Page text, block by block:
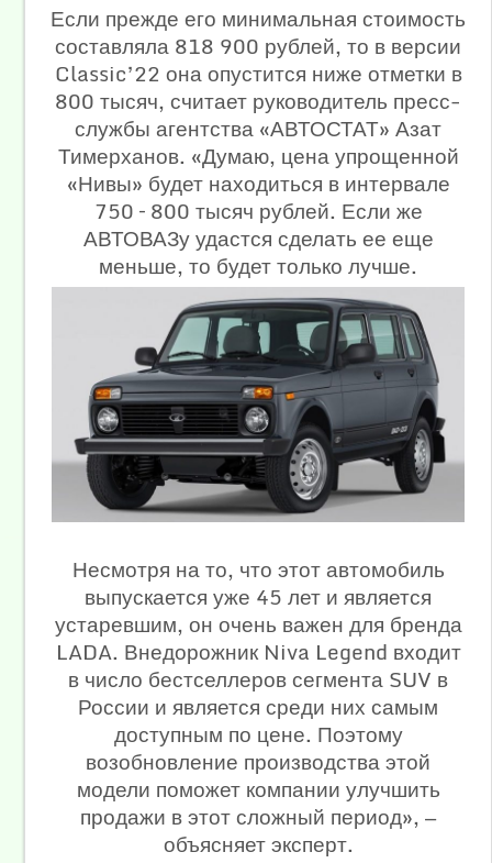
Если прежде его минимальная стоимость
составляла 818 900 рублей, то в версии
Classic’22 она опустится ниже отметки в
800 тысяч, считает руководитель пресс-
службы агентства «АВТОСТАТ» Азат
Тимерханов. «Думаю, цена упрощенной
«Нивы» будет находиться в интервале
750 – 800 тысяч рублей. Если же
АВТОВАЗу удастся сделать ее еще
меньше, то будет только лучше.
Несмотря на то, что этот автомобиль
выпускается уже 45 лет и является
устаревшим, он очень важен для бренда
LADA. Внедорожник Niva Legend входит
в число бестселлеров сегмента SUV в
России и является среди них самым
доступным по цене. Поэтому
возобновление производства этой
модели поможет компании улучшить
продажи в этот сложный период», —
объясняет эксперт.